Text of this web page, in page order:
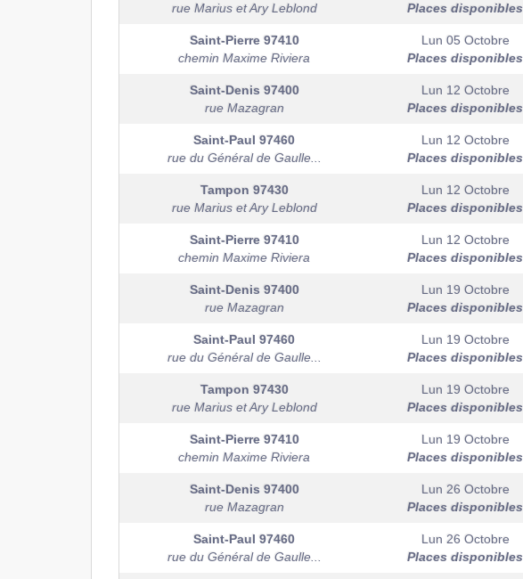
rue Marius et Ary Leblond
Places disponibles
Saint-Pierre 97410
chemin Maxime Riviera
Lun 05 Octobre
Places disponibles
Saint-Denis 97400
rue Mazagran
Lun 12 Octobre
Places disponibles
Saint-Paul 97460
rue du Général de Gaulle...
Lun 12 Octobre
Places disponibles
Tampon 97430
rue Marius et Ary Leblond
Lun 12 Octobre
Places disponibles
Saint-Pierre 97410
chemin Maxime Riviera
Lun 12 Octobre
Places disponibles
Saint-Denis 97400
rue Mazagran
Lun 19 Octobre
Places disponibles
Saint-Paul 97460
rue du Général de Gaulle...
Lun 19 Octobre
Places disponibles
Tampon 97430
rue Marius et Ary Leblond
Lun 19 Octobre
Places disponibles
Saint-Pierre 97410
chemin Maxime Riviera
Lun 19 Octobre
Places disponibles
Saint-Denis 97400
rue Mazagran
Lun 26 Octobre
Places disponibles
Saint-Paul 97460
rue du Général de Gaulle...
Lun 26 Octobre
Places disponibles